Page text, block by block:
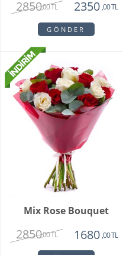
2850,00 TL 2350,00 TL
GÖNDER
Mix Rose Bouquet
2850,00 TL 1680 ,00 TL